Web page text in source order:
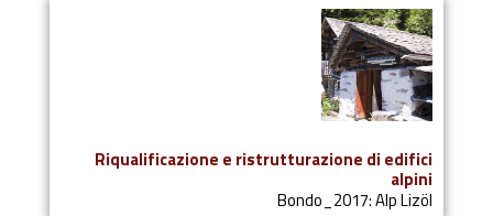
Riqualificazione e ristrutturazione di edifici
alpini
Bondo_2017: Alp Lizöl